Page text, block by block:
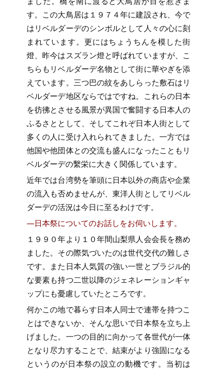
す。この大鳥居は１９７４年に建設され、今で
はリベルダーデのシンボルとして人々の心に刻
まれています。更にはちょうちんを模した街
燈、昨今はスズラン燈と呼ばれていますが、こ
ちらもリベルダーデ名物として街に華やぎを添
えています。三つ巴の紋をあしらった敷石はリ
ベルダーデ地区ならではですね。これらの日本
を彷彿とさせる風景が異国で奮闘する日本人の
ふるさととして、そしてこれぞ日本人街として
多くの人に受け入れられてきました。一方では
他国や他団体との交流も盛んになったこともリ
ベルダーデの繫栄に大きく関係しています。
近年では台湾勢を筆頭に日本以外の商店や企業
の流入も否めませんが、東洋人街としてリベル
ダーデの活況は今日に至るわけです。
―日本祭についてのお話しをお伺いします。
１９９０年より１０年間山梨県人会会長を務め
ました。その際気づいたのは世代交代の難しさ
です。また日本人気質の強い一世とブラジル的
な要素も持つ二世以降のジェネレーションギャ
ップにも憂慮していたところです。
何かこの地で暮らす日本人同士で連帯を持つこ
とはできないか、そんな思いで日本祭を立ち上
げました。一つの目的に向かって各世代が一体
となり尽力することで、結束がより強固になる
というのが日本祭の設立の動機です。当初は